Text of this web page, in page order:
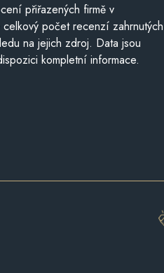
přiřazených firmě v
počet recenzí zahrnutých
na jejich zdroj. Data jsou
kompletní informace.